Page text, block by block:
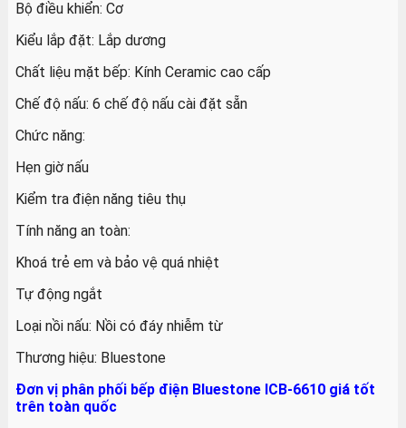
Bộ điều khiển: Cơ
Kiểu lắp đặt: Lắp dương
Chất liệu mặt bếp: Kính Ceramic cao cấp
Chế độ nấu: 6 chế độ nấu cài đặt sẵn
Chức năng:
Hẹn giờ nấu
Kiểm tra điện năng tiêu thụ
Tính năng an toàn:
Khoá trẻ em và bảo vệ quá nhiệt
Tự động ngắt
Loại nồi nấu: Nồi có đáy nhiễm từ
Thương hiệu: Bluestone
Đơn vị phân phối bếp điện Bluestone ICB-6610 giá tốt
trên toàn quốc